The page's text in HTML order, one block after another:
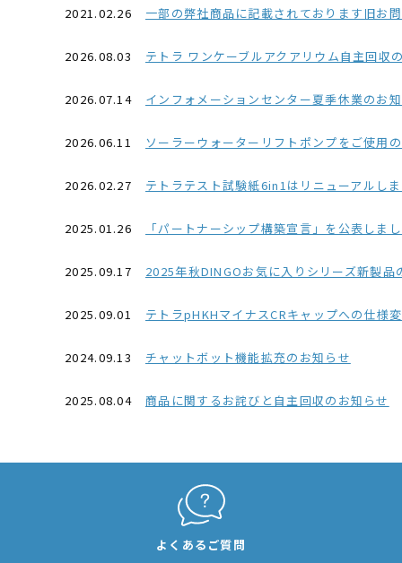
2021.02.26 一部の弊社商品に記載されております旧お問い合わせ番
2026.08.03 テトラ ワンケーブルアクアリウム自主回収
2026.07.14 インフォメーションセンター夏季休業のお知
2026.06.11 ソーラーウォーターリフトポンプをご使用
2026.02.27 テトラテスト試験紙6in1はリニューアルし
2025.01.26 「パートナーシップ構築宣言」を公表しま
2025.09.17 2025年秋DINGOお気に入りシリーズ新製
2025.09.01 テトラpHKHマイナスCRキャップへの仕様
2024.09.13 チャットボット機能拡充のお知らせ
2025.08.04 商品に関するお詫びと自主回収のお知らせ
よくあるご質問